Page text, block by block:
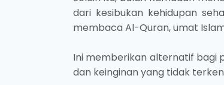
dari kesibukan kehidupan
membaca Al-Quran, umat
Ini memberikan alternatif bagi
dan keinginan yang tidak